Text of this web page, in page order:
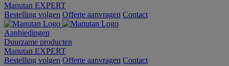
Manutan EXPERT
Bestelling volgen Offerte aanvragen Contact
Aanbiedingen
Duurzame producten
Manutan EXPERT
Bestelling volgen Offerte aanvragen Contact